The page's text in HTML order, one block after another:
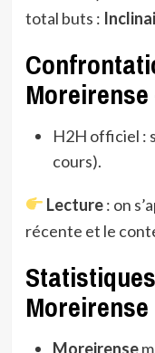
total buts :
H2H officiel :
cours).
Lecture: on
récente et le
Moreirense